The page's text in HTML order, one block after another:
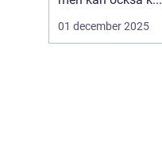
01 december 2025